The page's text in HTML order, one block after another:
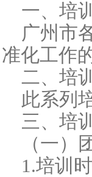
一、培
广州市
准化工作
二、培
此系列
三、培
（一）
1.培训